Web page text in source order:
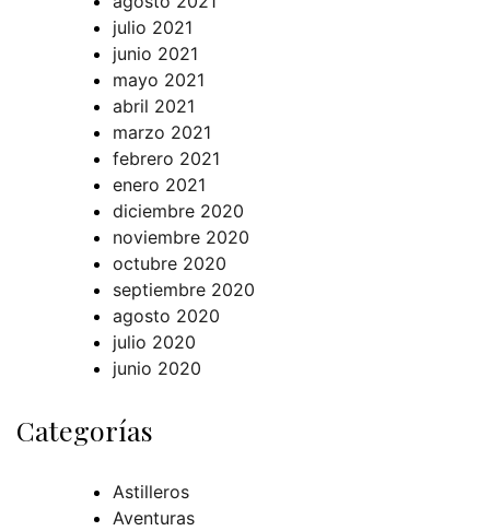
julio 2021
junio 2021
mayo 2021
abril 2021
marzo 2021
febrero 2021
enero 2021
diciembre 2020
noviembre 2020
octubre 2020
septiembre 2020
agosto 2020
julio 2020
junio 2020
Categorías
Astilleros
Aventuras